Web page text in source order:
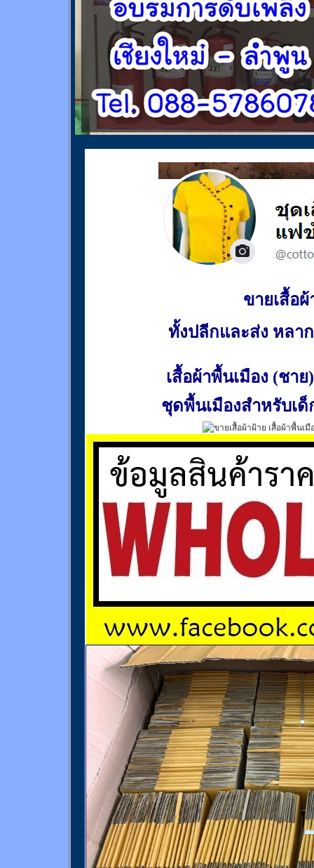
ขายเสื้อผ้
ทั้งปลีกและส่ง หลา
เสื้อผ้าพื้นเมือง (ชาย)
ชุดพื้นเมืองสำหรับเด็